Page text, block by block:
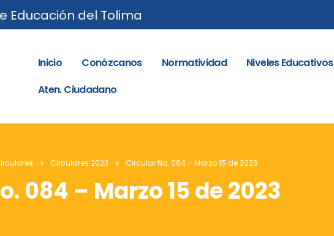
Educación del Tolima
Inicio Conózcanos Normatividad Niveles Educativos
Aten. Ciudadano
Circulares 2023 Circular No. 084 – Marzo 15 de 2023
084 – Marzo 15 de 2023